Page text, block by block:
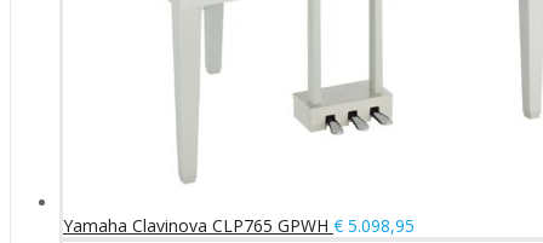
Yamaha Clavinova CLP765 GPWH € 5.098,95